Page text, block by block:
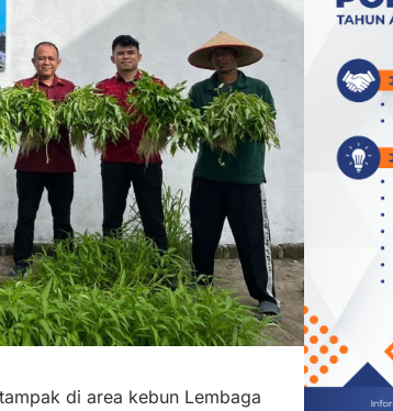
di area kebun Lembaga